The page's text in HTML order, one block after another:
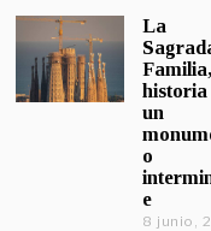
La
Familia,
historia
un
o
e
8 junio,